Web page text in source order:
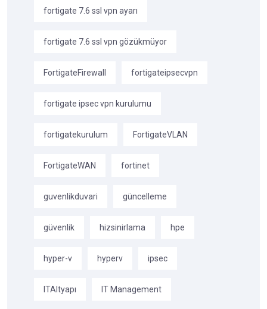
fortigate 7.6 ssl vpn ayarı
fortigate 7.6 ssl vpn gözükmüyor
FortigateFirewall fortigateipsecvpn
fortigate ipsec vpn kurulumu
fortigatekurulum FortigateVLAN
FortigateWAN fortinet
guvenlikduvari güncelleme
güvenlik hizsinirlama hpe
hyper-v hyperv ipsec
ITAltyapı IT Management